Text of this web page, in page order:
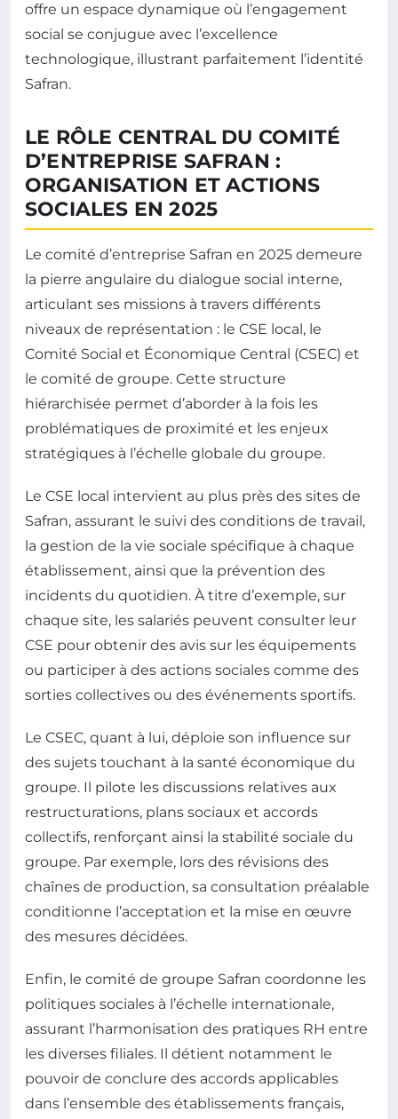
offre un espace dynamique où l’engagement
social se conjugue avec l’excellence
technologique, illustrant parfaitement l’identité
Safran.
LE RÔLE CENTRAL DU COMITÉ
D’ENTREPRISE SAFRAN :
ORGANISATION ET ACTIONS
SOCIALES EN 2025
Le comité d’entreprise Safran en 2025 demeure
la pierre angulaire du dialogue social interne,
articulant ses missions à travers différents
niveaux de représentation : le CSE local, le
Comité Social et Économique Central (CSEC) et
le comité de groupe. Cette structure
hiérarchisée permet d’aborder à la fois les
problématiques de proximité et les enjeux
stratégiques à l’échelle globale du groupe.
Le CSE local intervient au plus près des sites de
Safran, assurant le suivi des conditions de travail,
la gestion de la vie sociale spécifique à chaque
établissement, ainsi que la prévention des
incidents du quotidien. À titre d’exemple, sur
chaque site, les salariés peuvent consulter leur
CSE pour obtenir des avis sur les équipements
ou participer à des actions sociales comme des
sorties collectives ou des événements sportifs.
Le CSEC, quant à lui, déploie son influence sur
des sujets touchant à la santé économique du
groupe. Il pilote les discussions relatives aux
restructurations, plans sociaux et accords
collectifs, renforçant ainsi la stabilité sociale du
groupe. Par exemple, lors des révisions des
chaînes de production, sa consultation préalable
conditionne l’acceptation et la mise en œuvre
des mesures décidées.
Enfin, le comité de groupe Safran coordonne les
politiques sociales à l’échelle internationale,
assurant l’harmonisation des pratiques RH entre
les diverses filiales. Il détient notamment le
pouvoir de conclure des accords applicables
dans l’ensemble des établissements français,